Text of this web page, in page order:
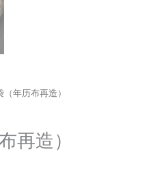
年历布再造）
再造）